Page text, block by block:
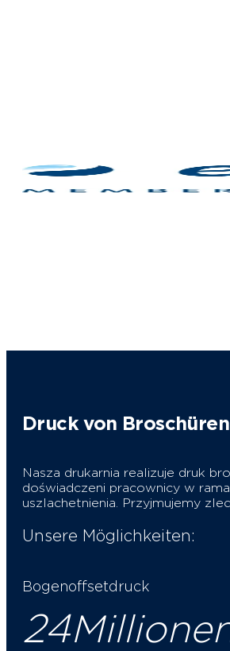
Druck von Broschüren
Nasza drukarnia realizuje druk
doświadczeni pracownicy w
uszlachetnienia. Przyjmujemy
Unsere Möglichkeiten:
Bogenoffsetdruck
24